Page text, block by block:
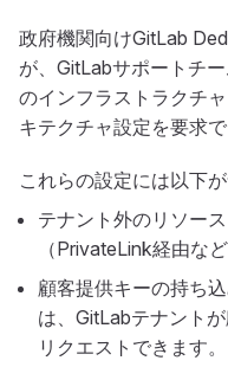
政府機関向けGitLab
が、GitLabサポートチ
のインフラストラクチ
キテクチャ設定を要求で
これらの設定には以下
テナント外のリソー
（PrivateLink経由など
顧客提供キーの持ち
は、GitLabテナント
リクエストできます。